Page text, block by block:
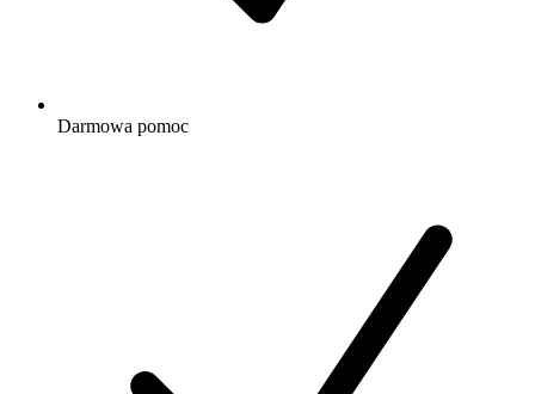
Darmowa pomoc